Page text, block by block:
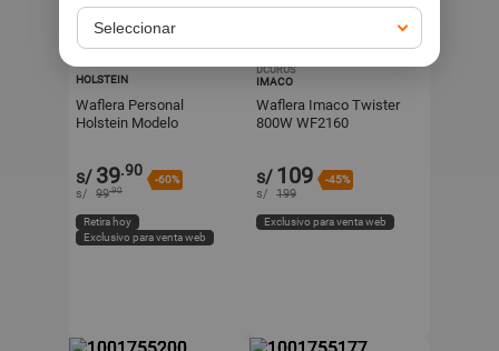
HOLSTEIN
Waflera Personal
Holstein Modelo
s/ 39.90
-60%
s/ 99.90
Retira hoy
Exclusivo para venta web
DCUROS
IMACO
Waflera Imaco Twister
800W WF2160
s/ 109 -45%
s/ 199
Exclusivo para venta web